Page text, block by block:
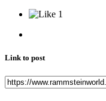
1
Link to post